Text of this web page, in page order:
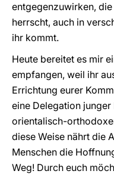
entgegenzuwirken,
herrscht, auch in
ihr kommt.
Heute bereitet es mir
empfangen, weil ihr
Errichtung eurer
eine Delegation
orientalisch-
diese Weise nährt die
Menschen die
Weg! Durch euch